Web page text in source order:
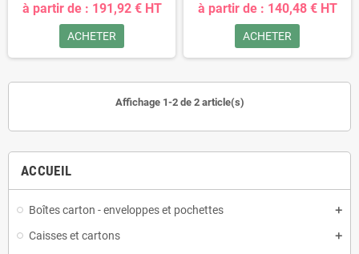
ACCUEIL
Boîtes carton - enveloppes et pochettes
Caisses et cartons
à partir de : 191,92 € HT
ACHETER
à partir de : 140,48 € HT
ACHETER
Affichage 1-2 de 2 article(s)